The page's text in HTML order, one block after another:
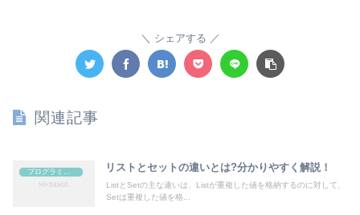
シェアする
関連記事
リストとセットの違いとは?分かりやすく解説！
ListとSetの主な違いは、Listが重複した値を格納するのに対して、
Setは重複した値を格...